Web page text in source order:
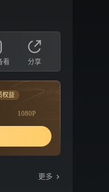
看 分享
权益
1080P
更多